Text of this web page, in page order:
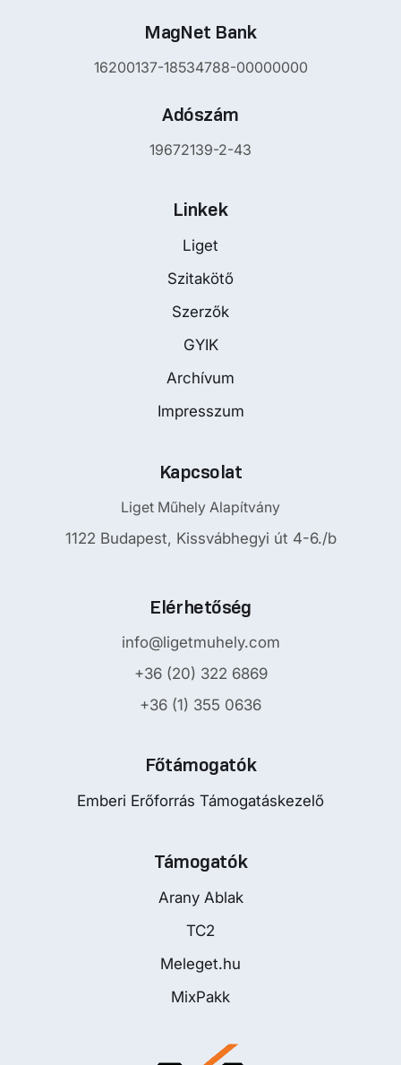
MagNet Bank
16200137-18534788-00000000
Adószám
19672139-2-43
Linkek
Liget
Szitakötő
Szerzők
GYIK
Archívum
Impresszum
Kapcsolat
Liget Műhely Alapítvány
1122 Budapest, Kissvábhegyi út 4-6./b
Elérhetőség
info@ligetmuhely.com
+36 (20) 322 6869
+36 (1) 355 0636
Főtámogatók
Emberi Erőforrás Támogatáskezelő
Támogatók
Arany Ablak
TC2
Meleget.hu
MixPakk